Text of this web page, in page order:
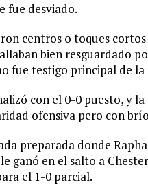
fue desviado.
centros o toques
bien resguardado
fue testigo principal de
con el 0-0 puesto, y
ofensiva pero con
preparada donde
ganó en el salto a
el 1-0 parcial.